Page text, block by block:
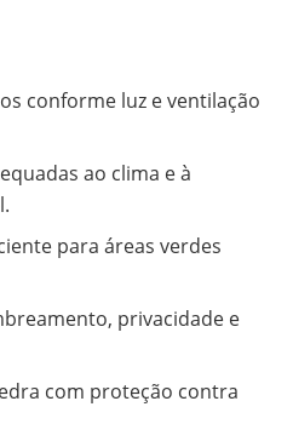
conforme luz e ventilação
ao clima e à
para áreas verdes
privacidade e
com proteção contra